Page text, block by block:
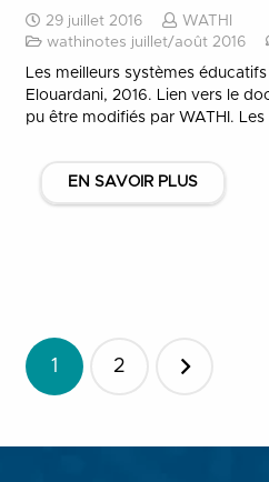
29 juillet 2016
WATHI
wathinotes juillet/août 2016
Les meilleurs systèmes
Elouardani, 2016. Lien vers le
pu être modifiés par WATHI.
EN SAVOIR PLUS
Pagination
des
1 2